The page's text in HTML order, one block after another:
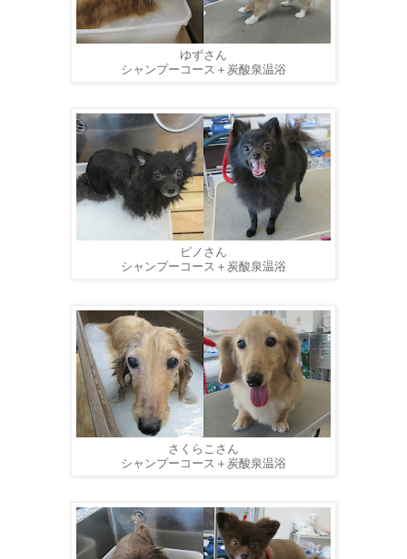
ゆずさん
シャンプーコース＋炭酸泉温浴
ピノさん
シャンプーコース＋炭酸泉温浴
さくらこさん
シャンプーコース＋炭酸泉温浴